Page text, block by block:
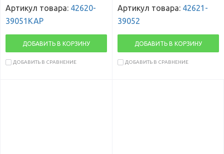
Артикул товара: 42620-
39051KAP
ДОБАВИТЬ В КОРЗИНУ
ДОБАВИТЬ В СРАВНЕНИЕ
Артикул товара: 42621-
39052
ДОБАВИТЬ В КОРЗИНУ
ДОБАВИТЬ В СРАВНЕНИЕ